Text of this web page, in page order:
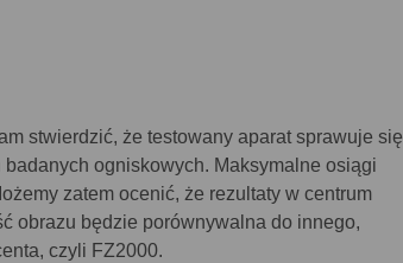
stwierdzić, że testowany aparat sprawuje się
ogniskowych. Maksymalne osiągi
zatem ocenić, że rezultaty w centrum
obrazu będzie porównywalna do innego,
czyli FZ2000.